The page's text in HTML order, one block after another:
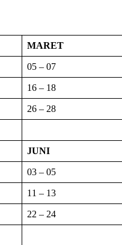
MARET
05 – 07
16 – 18
26 – 28
JUNI
03 – 05
11 – 13
22 – 24